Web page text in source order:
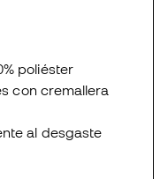
poliéster
con cremallera
al desgaste